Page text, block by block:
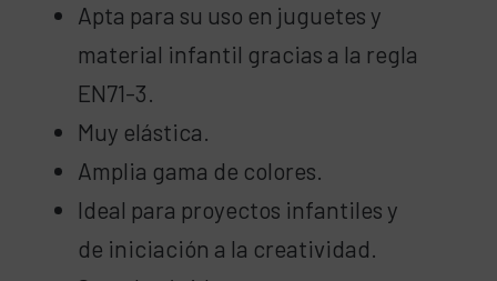
Apta para su uso en juguetes y
material infantil gracias a la regla
EN71-3.
Muy elástica.
Amplia gama de colores.
Ideal para proyectos infantiles y
de iniciación a la creatividad.